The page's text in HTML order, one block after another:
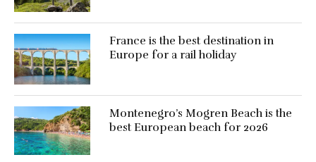
France is the best destination in
Europe for a rail holiday
Montenegro’s Mogren Beach is the
best European beach for 2026